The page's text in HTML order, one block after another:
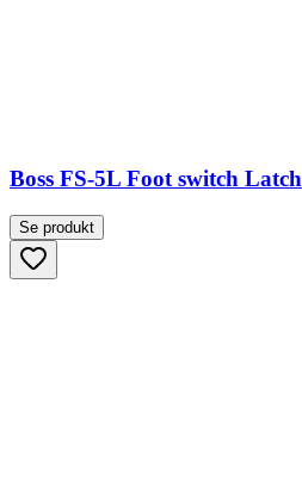
Boss FS-5L Foot switch Latch
Se produkt